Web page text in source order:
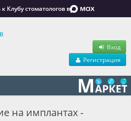
Клубу стоматологов в
Вход
Регистрация
на имплантах -